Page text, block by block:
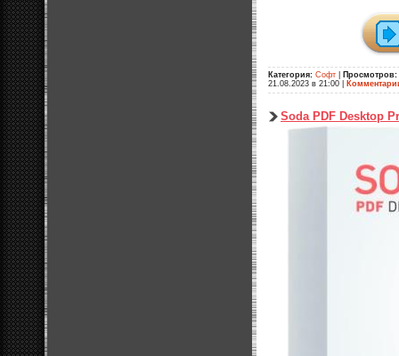
Категория: Софт Просмотров:
21.08.2023 в 21:00
Soda PDF Desktop